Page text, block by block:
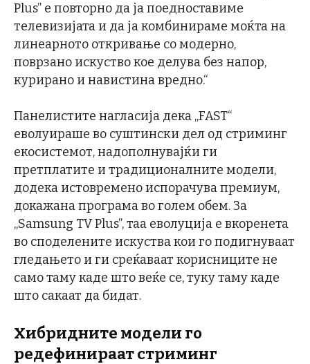
Plus” е повторно да ја поедноставиме
телевизијата и да ја комбинираме моќта на
линеарното откривање со модерно,
поврзано искуство кое делува без напор,
курирано и навистина вредно.“
Панелистите нагласија дека „FAST“
еволуираше во суштински дел од стриминг
екосистемот, надополнувајќи ги
претплатите и традиционалните модели,
додека истовремено испорачува премиум,
докажана програма во голем обем. За
„Samsung TV Plus”, таа еволуција е вкоренета
во споделените искуства кои го подигнуваат
гледањето и ги среќаваат корисниците не
само таму каде што веќе се, туку таму каде
што сакаат да бидат.
Хибридните модели го
редефинираат стриминг